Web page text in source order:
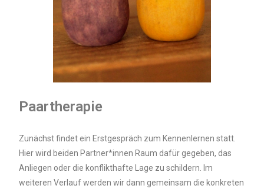
Paartherapie
Zunächst findet ein Erstgespräch zum Kennenlernen statt.
Hier wird beiden Partner*innen Raum dafür gegeben, das
Anliegen oder die konflikthafte Lage zu schildern. Im
weiteren Verlauf werden wir dann gemeinsam die konkreten